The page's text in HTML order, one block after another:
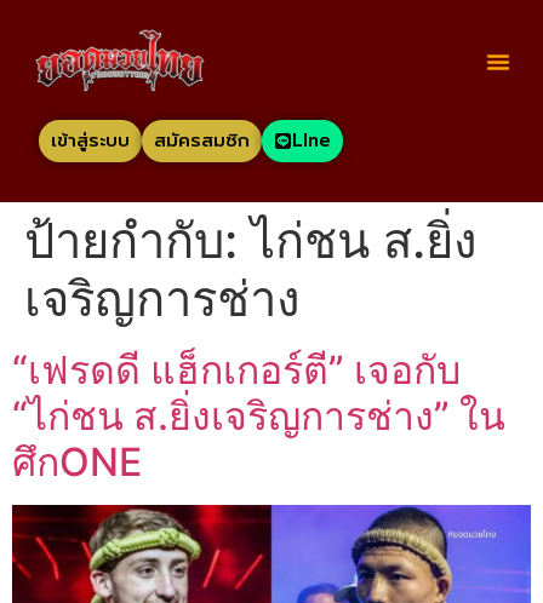
เข้าสู่ระบบ สมัครสมชิก LIne
ป้ายกำกับ:ไก่ชน ส.ยิ่ง
เจริญการช่าง
“เฟรดดี แฮ็กเกอร์ตี” เจอกับ
“ไก่ชน ส.ยิ่งเจริญการช่าง” ใน
ศึกONE